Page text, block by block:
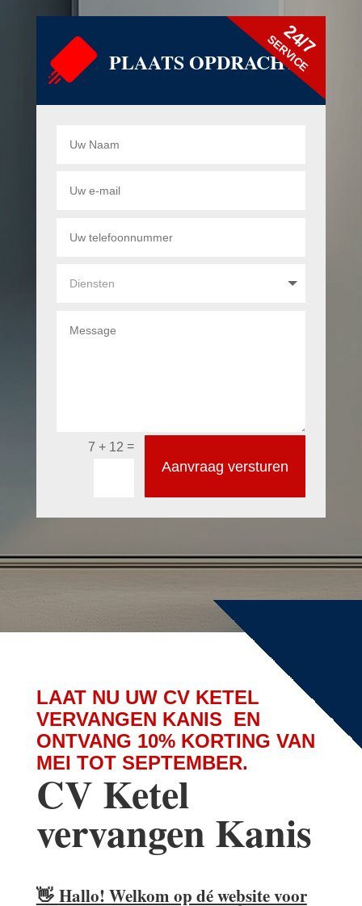
PLAATS OPDRACHT
24/7
SERVICE
7 + 12 =
Aanvraag versturen
LAAT NU UW CV KETEL
VERVANGEN KANIS EN
ONTVANG 10% KORTING VAN
MEI TOT SEPTEMBER.
CV Ketel
vervangen Kanis
👋 Hallo! Welkom op dé website voor